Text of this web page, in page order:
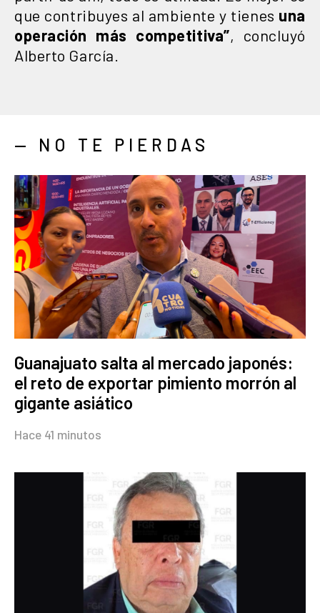
que contribuyes al ambiente y tienes una
operación más competitiva”, concluyó
Alberto García.
— NO TE PIERDAS
Guanajuato salta al mercado japonés:
el reto de exportar pimiento morrón al
gigante asiático
Hace 41 minutos